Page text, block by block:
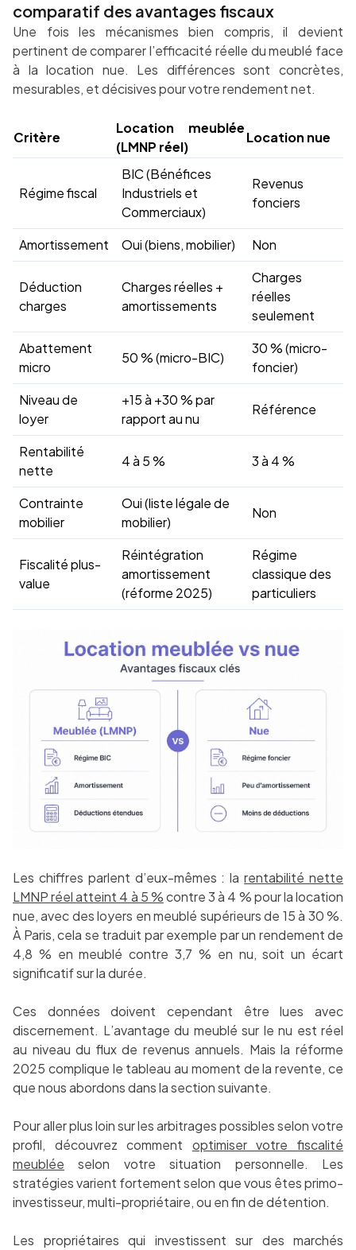
comparatif des avantages fiscaux
Une fois les mécanismes bien compris, il devient
pertinent de comparer l’efficacité réelle du meublé face
à la location nue. Les différences sont concrètes,
mesurables, et décisives pour votre rendement net.
Critère
Location meublée
(LMNP réel)
Location nue
Régime fiscal
BIC (Bénéfices
Industriels et
Commerciaux)
Revenus
fonciers
Amortissement Oui (biens, mobilier) Non
Déduction
charges
Charges réelles +
amortissements
Charges
réelles
seulement
Abattement
micro
50 % (micro-BIC)
30 % (micro-
foncier)
Niveau de
loyer
+15 à +30 % par
rapport au nu
Référence
Rentabilité
nette
4 à 5 % 3 à 4 %
Contrainte
mobilier
Oui (liste légale de
mobilier)
Non
Fiscalité plus-
value
Réintégration
amortissement
(réforme 2025)
Régime
classique des
particuliers
Les chiffres parlent d’eux-mêmes : larentabilité nette
LMNP réel atteint 4 à 5 %contre 3 à 4 % pour la location
nue, avec des loyers en meublé supérieurs de 15 à 30 %.
À Paris, cela se traduit par exemple par un rendement de
4,8 % en meublé contre 3,7 % en nu, soit un écart
significatif sur la durée.
Ces données doivent cependant être lues avec
discernement. L’avantage du meublé sur le nu est réel
au niveau du flux de revenus annuels. Mais la réforme
2025 complique le tableau au moment de la revente, ce
que nous abordons dans la section suivante.
Pour aller plus loin sur les arbitrages possibles selon votre
profil, découvrez comment optimiser votre fiscalité
meublée selon votre situation personnelle. Les
stratégies varient fortement selon que vous êtes primo-
investisseur, multi-propriétaire, ou en fin de détention.
Les propriétaires qui investissent sur des marchés